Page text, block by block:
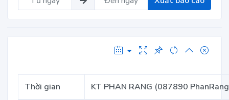
Thời gian KT PHAN RANG (087890